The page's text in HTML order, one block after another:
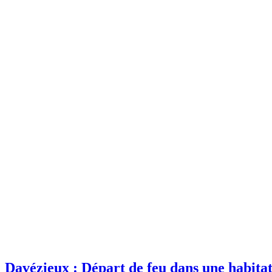
Davézieux : Départ de feu dans une